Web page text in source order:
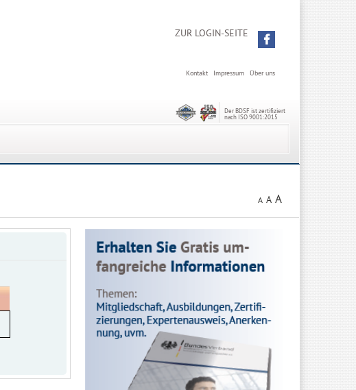
ZUR LOGIN-SEITE
Über uns
Impressum
Kontakt
Der BDSF ist zertifiziert
nach ISO 9001:2015
A A A